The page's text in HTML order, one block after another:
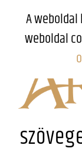
A weboldal
weboldal